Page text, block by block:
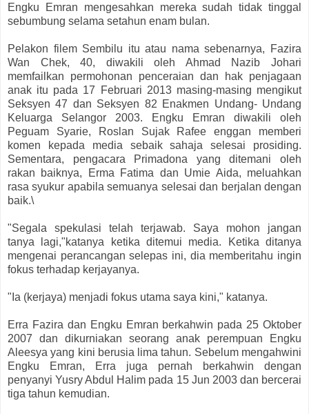
Engku Emran mengesahkan mereka sudah tidak tinggal
sebumbung selama setahun enam bulan.
Pelakon filem Sembilu itu atau nama sebenarnya, Fazira
Wan Chek, 40, diwakili oleh Ahmad Nazib Johari
memfailkan permohonan penceraian dan hak penjagaan
anak itu pada 17 Februari 2013 masing-masing mengikut
Seksyen 47 dan Seksyen 82 Enakmen Undang- Undang
Keluarga Selangor 2003. Engku Emran diwakili oleh
Peguam Syarie, Roslan Sujak Rafee enggan memberi
komen kepada media sebaik sahaja selesai prosiding.
Sementara, pengacara Primadona yang ditemani oleh
rakan baiknya, Erma Fatima dan Umie Aida, meluahkan
rasa syukur apabila semuanya selesai dan berjalan dengan
baik.\
"Segala spekulasi telah terjawab. Saya mohon jangan
tanya lagi,"katanya ketika ditemui media. Ketika ditanya
mengenai perancangan selepas ini, dia memberitahu ingin
fokus terhadap kerjayanya.
"Ia (kerjaya) menjadi fokus utama saya kini," katanya.
Erra Fazira dan Engku Emran berkahwin pada 25 Oktober
2007 dan dikurniakan seorang anak perempuan Engku
Aleesya yang kini berusia lima tahun. Sebelum mengahwini
Engku Emran, Erra juga pernah berkahwin dengan
penyanyi Yusry Abdul Halim pada 15 Jun 2003 dan bercerai
tiga tahun kemudian.